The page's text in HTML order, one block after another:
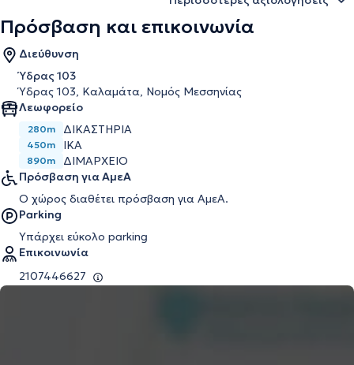
Πρόσβαση και επικοινωνία
Διεύθυνση
Ύδρας 103
Ύδρας 103, Καλαμάτα, Νομός Μεσσηνίας
Λεωφορείο
280m ΔΙΚΑΣΤΉΡΙΑ
450m ΙΚΑ
890m
ΔΙΜΑΡΧΕΙΟ
Πρόσβαση για ΑμεΑ
Ο χώρος διαθέτει πρόσβαση για ΑμεΑ.
Parking
Υπάρχει εύκολο parking
Επικοινωνία
2107446627